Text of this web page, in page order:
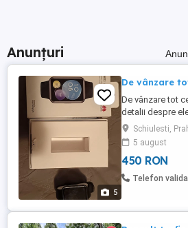
Anunțuri
5
De vânzare
De vânzare tot
detalii despre
Preț pentru tot
Schiulesti,
5 august
450 RON
Telefon